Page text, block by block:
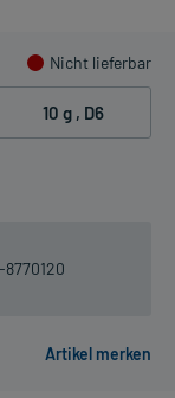
Nicht lieferbar
10 g , D6
8770120